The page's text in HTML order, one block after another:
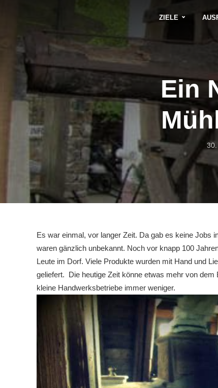
ZIELE
Ein
Es war einmal, vor langer Zeit. Da gab es keine Jobs
waren gänzlich unbekannt. Noch vor knapp 100
Leute im Dorf. Viele Produkte wurden mit Hand und
geliefert. Die heutige Zeit könne etwas mehr von
kleine Handwerksbetriebe immer weniger.